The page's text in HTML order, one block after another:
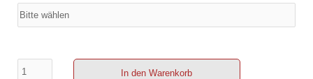
In den Warenkorb